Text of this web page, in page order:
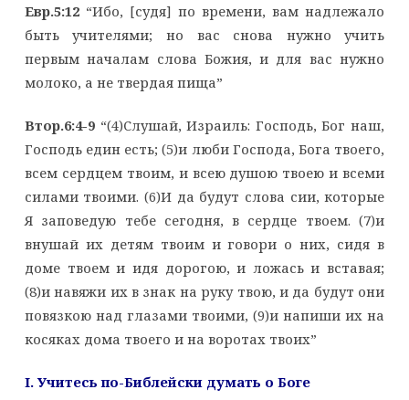
Евр.5:12“Ибо, [судя] по времени, вам надлежало
быть учителями; но вас снова нужно учить
первым началам слова Божия, и для вас нужно
молоко, а не твердая пища”
Втор.6:4-9“(4)Слушай, Израиль: Господь, Бог наш,
Господь един есть; (5)и люби Господа, Бога твоего,
всем сердцем твоим, и всею душою твоею и всеми
силами твоими. (6)И да будут слова сии, которые
Я заповедую тебе сегодня, в сердце твоем. (7)и
внушай их детям твоим и говори о них, сидя в
доме твоем и идя дорогою, и ложась и вставая;
(8)и навяжи их в знак на руку твою, и да будут они
повязкою над глазами твоими, (9)и напиши их на
косяках дома твоего и на воротах твоих”
I. Учитесь по-Библейски думать о Боге